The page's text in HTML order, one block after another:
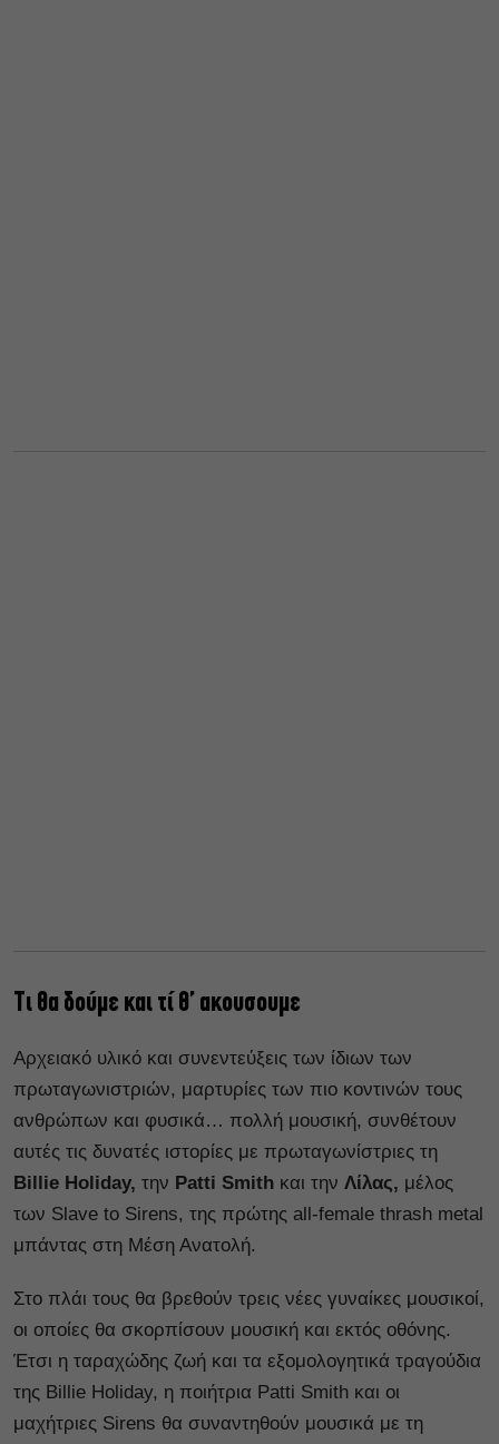
Τι θα δούμε και τί θ’ ακουσουμε
Αρχειακό υλικό και συνεντεύξεις των ίδιων των
πρωταγωνιστριών, μαρτυρίες των πιο κοντινών τους
ανθρώπων και φυσικά… πολλή μουσική, συνθέτουν
αυτές τις δυνατές ιστορίες με πρωταγωνίστριες τη
Billie Holiday, την Patti Smith και την Λίλας, μέλος
των Slave to Sirens, της πρώτης all-female thrash metal
μπάντας στη Μέση Ανατολή.
Στο πλάι τους θα βρεθούν τρεις νέες γυναίκες μουσικοί,
οι οποίες θα σκορπίσουν μουσική και εκτός οθόνης.
Έτσι η ταραχώδης ζωή και τα εξομολογητικά τραγούδια
της Billie Holiday, η ποιήτρια Patti Smith και οι
μαχήτριες Sirens θα συναντηθούν μουσικά με τη